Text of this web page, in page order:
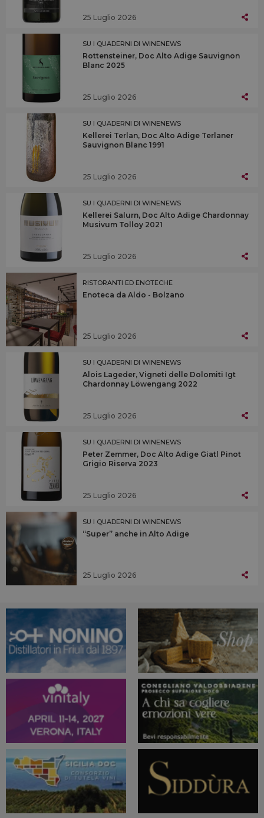
25 Luglio 2026
SU I QUADERNI DI WINENEWS
Rottensteiner, Doc Alto Adige Sauvignon
Blanc 2025
25 Luglio 2026
SU I QUADERNI DI WINENEWS
Kellerei Terlan, Doc Alto Adige Terlaner
Sauvignon Blanc 1991
25 Luglio 2026
SU I QUADERNI DI WINENEWS
Kellerei Salurn, Doc Alto Adige Chardonnay
Musivum Tolloy 2021
25 Luglio 2026
RISTORANTI ED ENOTECHE
Enoteca da Aldo - Bolzano
25 Luglio 2026
SU I QUADERNI DI WINENEWS
Alois Lageder, Vigneti delle Dolomiti Igt
Chardonnay Löwengang 2022
25 Luglio 2026
SU I QUADERNI DI WINENEWS
Peter Zemmer, Doc Alto Adige Giatl Pinot
Grigio Riserva 2023
25 Luglio 2026
SU I QUADERNI DI WINENEWS
“Super” anche in Alto Adige
25 Luglio 2026